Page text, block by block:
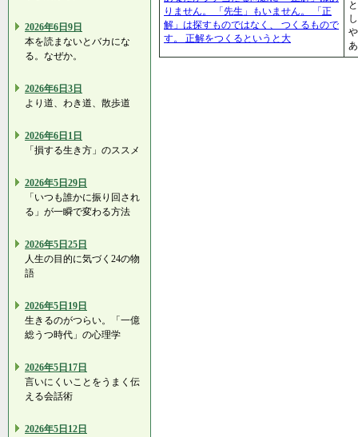
2026年6日9日
本を読まないとバカにな
る。なぜか。
2026年6日3日
より道、わき道、散歩道
2026年6日1日
「損する生き方」のススメ
2026年5日29日
「いつも誰かに振り回され
る」が一瞬で変わる方法
2026年5日25日
人生の目的に気づく24の物
語
2026年5日19日
生きるのがつらい。「一億
総うつ時代」の心理学
2026年5日17日
言いにくいことをうまく伝
える会話術
2026年5日12日
りません。 「先生」もいません。 「正
解」は探すものではなく、 つくるもので
す。 正解をつくるというと大
あ